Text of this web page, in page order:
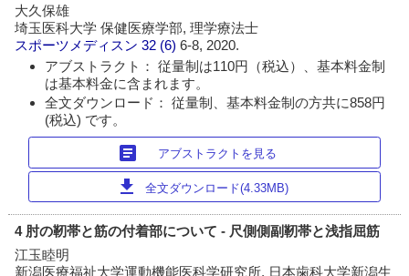
大久保雄
埼玉医科大学 保健医療学部, 理学療法士
スポーツメディスン 32 (6)6-8, 2020.
アブストラクト： 従量制は110円（税込）、基本料金制
は基本料金に含まれます。
全文ダウンロード： 従量制、基本料金制の方共に858円
(税込) です。
article アブストラクトを見る
download 全文ダウンロード(4.33MB)
4 肘の靭帯と筋の付着部について - 尺側側副靭帯と浅指屈筋
江玉睦明
新潟医療福祉大学運動機能医科学研究所, 日本歯科大学新潟生